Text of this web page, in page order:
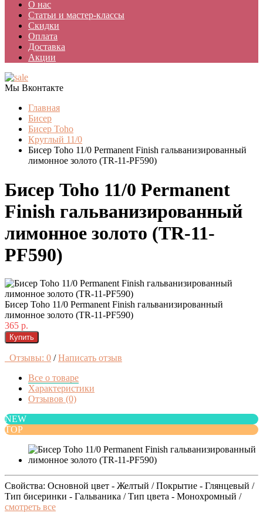
О нас
Статьи и мастер-классы
Скидки
Оплата
Доставка
Акции
Мы Вконтакте
Главная
Бисер
Бисер Toho
Круглый 11/0
Бисер Toho 11/0 Permanent Finish гальванизированный
лимонное золото (TR-11-PF590)
Бисер Toho 11/0 Permanent
Finish гальванизированный
лимонное золото (TR-11-
PF590)
Бисер Toho 11/0 Permanent Finish гальванизированный
лимонное золото (TR-11-PF590)
365 р.
Купить
Отзывы: 0 / Написать отзыв
Все о товаре
Характеристики
Отзывов (0)
NEW
TOP
Свойства: Основной цвет - Желтый / Покрытие - Глянцевый /
Тип бисеринки - Гальваника / Тип цвета - Монохромный /
смотреть все